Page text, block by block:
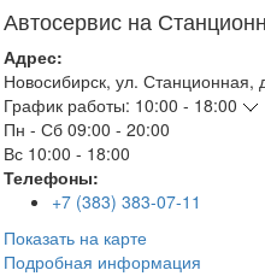
Автосервис на
Адрес:
Новосибирск, ул. Станционная,
График работы: 10:00 - 18:00
Пн - Сб 09:00 - 20:00
Вс 10:00 - 18:00
Телефоны:
+7 (383) 383-07-11
Показать на карте
Подробная информация